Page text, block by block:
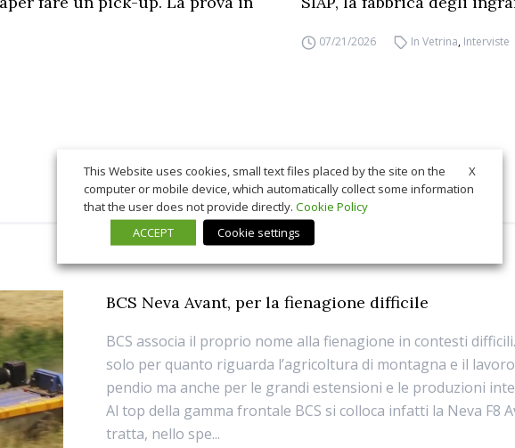
07/21/2026 In Vetrina, Interviste
BCS Neva Avant, per la fienagione difficile
BCS associa il proprio nome alla fienagione in contesti
solo per quanto riguarda l’agricoltura di montagna e il
pendio ma anche per le grandi estensioni e le produzioni
Al top della gamma frontale BCS si colloca infatti la Neva F8
tratta, nello spe...
X
This Website uses cookies, small text files placed by the site on the
computer or mobile device, which automatically collect some information
that the user does not provide directly. Cookie Policy
ACCEPT
Cookie settings